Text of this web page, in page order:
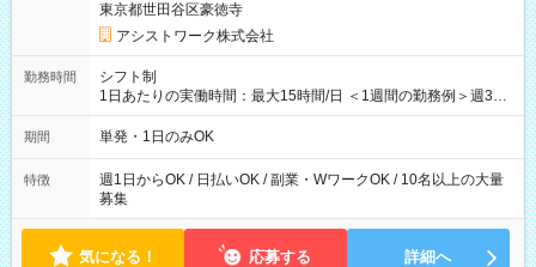
東京都世田谷区豪徳寺
アシストワーク株式会社
勤務時間
シフト制
1日あたりの実働時間：最大15時間/日 ＜1週間の勤務例＞週3回
勤務 勤務：月・水・金 休み：火・木・土・日 好きな時にお仕事
可能です！ ※1日あたりの最大実働時間は日勤、夜勤共に勤務し
期間 単発・1日のみOK
特徴
週1日からOK / 日払いOK / 副業・WワークOK / 10名以上の大量
募集
気になる！ 応募する 詳細へ